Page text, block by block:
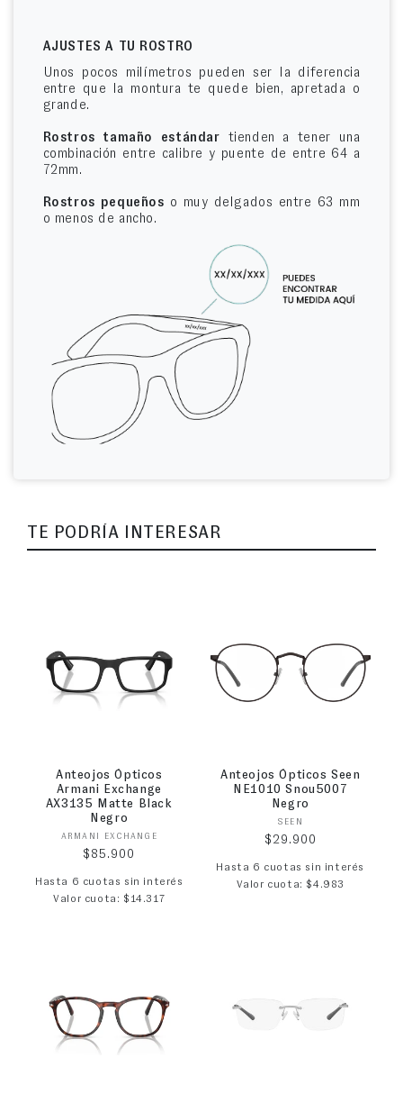
AJUSTES A TU ROSTRO
Unos pocos milímetros pueden ser la diferencia
entre que la montura te quede bien, apretada o
grande.
Rostros tamaño estándar tienden a tener una
combinación entre calibre y puente de entre 64 a
72mm.
Rostros pequeños o muy delgados entre 63 mm
o menos de ancho.
TE PODRÍA INTERESAR
Anteojos Ópticos
Armani Exchange
AX3135 Matte Black
Negro
Proveedor:
ARMANI EXCHANGE
Precio habitual
$85.900
Hasta 6 cuotas sin interés
Valor cuota: $14.317
Anteojos Ópticos Seen
NE1010 Snou5007
Negro
Proveedor:
SEEN
Precio habitual
$29.900
Hasta 6 cuotas sin interés
Valor cuota: $4.983